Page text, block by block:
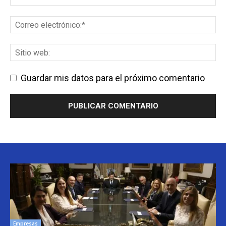
Guardar mis datos para el próximo comentario
Empresas